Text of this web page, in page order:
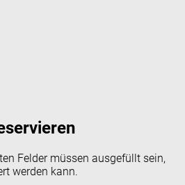
Felder müssen ausgefüllt sein,
werden kann.